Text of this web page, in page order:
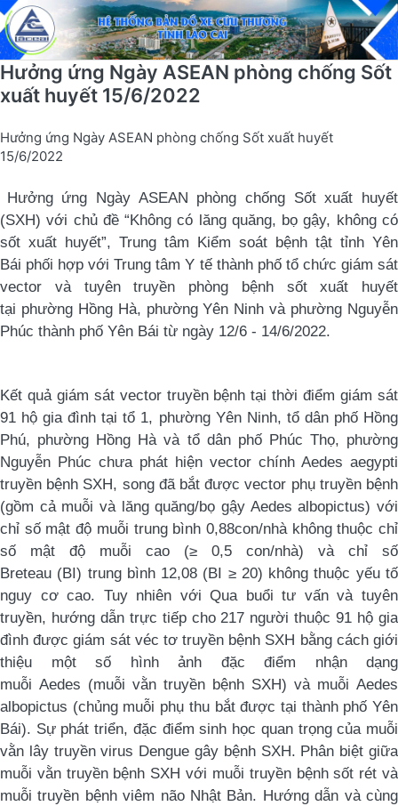
Hưởng ứng Ngày ASEAN phòng chống Sốt
xuất huyết 15/6/2022
Hưởng ứng Ngày ASEAN phòng chống Sốt xuất huyết
15/6/2022
Hưởng ứng Ngày ASEAN phòng chống Sốt xuất huyết
(SXH) với chủ đề “Không có lăng quăng, bọ gậy, không có
sốt xuất huyết”, Trung tâm Kiểm soát bệnh tật tỉnh Yên
Bái phối hợp với Trung tâm Y tế thành phố tổ chức giám sát
vector và tuyên truyền phòng bệnh sốt xuất huyết
tại phường Hồng Hà, phường Yên Ninh và phường Nguyễn
Phúc thành phố Yên Bái từ ngày 12/6 - 14/6/2022.
Kết quả giám sát vector truyền bệnh tại thời điểm giám sát
91 hộ gia đình tại tổ 1, phường Yên Ninh, tổ dân phố Hồng
Phú, phường Hồng Hà và tổ dân phố Phúc Thọ, phường
Nguyễn Phúc chưa phát hiện vector chính Aedes aegypti
truyền bệnh SXH, song đã bắt đượcvector phụ truyền bệnh
(gồm cả muỗi và lăng quăng/bọ gậy Aedes albopictus) với
chỉ số mật độ muỗi trung bình 0,88con/nhà khôngthuộcchỉ
số mật độ muỗi cao (≥ 0,5 con/nhà) vàchỉ số
Breteau (BI) trung bình 12,08 (BI ≥ 20) không thuộc yếu tố
nguy cơ cao. Tuy nhiên với Qua buổi tư vấn và tuyên
truyền, hướng dẫn trực tiếp cho 217 người thuộc 91 hộ gia
đình được giám sát véc tơ truyền bệnh SXH bằng cách giới
thiệu một số hình ảnh đặc điểm nhận dạng
muỗi Aedes (muỗi vằn truyền bệnh SXH) và muỗi Aedes
albopictus (chủng muỗi phụ thu bắt được tại thành phốYên
Bái). Sự phát triển, đặc điểm sinh học quan trọng của muỗi
vằn lây truyền virus Dengue gây bệnh SXH. Phân biệt giữa
muỗi vằn truyền bệnh SXH với muỗi truyền bệnh sốt rét và
muỗi truyền bệnh viêm não Nhật Bản. Hướng dẫn và cùng